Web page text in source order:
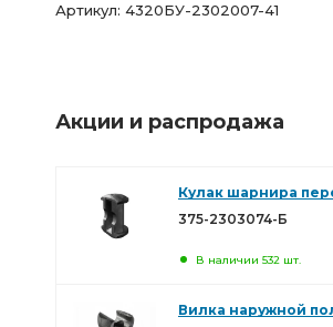
Артикул: 4320БУ-2302007-41
Акции и распродажа
Кулак шарнира
375-2303074-Б
В наличии 532 шт.
Вилка наружной